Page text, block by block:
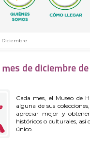
Diciembre
de diciembre
Cada mes, el Museo de
alguna de sus
apreciar mejor y
históricos o culturales, así
único.